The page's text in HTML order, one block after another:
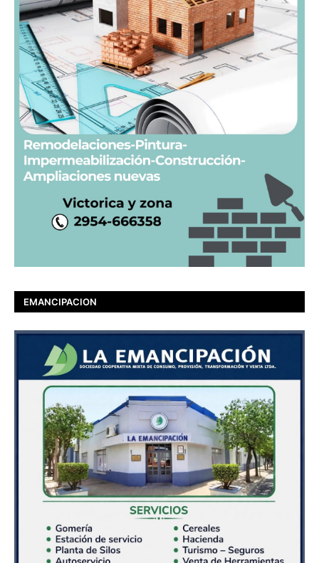
EMANCIPACION